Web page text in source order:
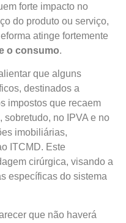
forte impacto no
do produto ou serviço,
atinge fortemente
o consumo.
que alguns
destinados a
impostos que recaem
sobretudo, no IPVA e no
imobiliárias,
ITCMD. Este
cirúrgica, visando a
específicas do sistema
que não haverá